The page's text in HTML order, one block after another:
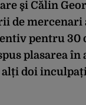
şi Călin
de mercenari
pentru 30
plasarea în
doi